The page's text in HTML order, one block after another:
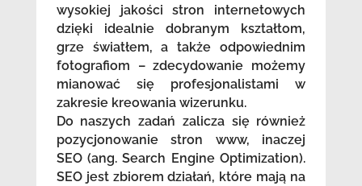
wysokiej jakości stron internetowych
dzięki idealnie dobranym kształtom,
grze światłem, a także odpowiednim
fotografiom – zdecydowanie możemy
mianować się profesjonalistami w
zakresie kreowania wizerunku.
Do naszych zadań zalicza się również
pozycjonowanie stron www, inaczej
SEO (ang. Search Engine Optimization).
SEO jest zbiorem działań, które mają na